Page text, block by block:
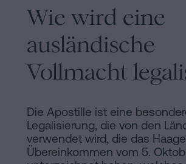
Wie wird eine
ausländische
Vollmacht
Die Apostille ist eine
Legalisierung, die von den
verwendet wird, die das
Übereinkommen vom 5.